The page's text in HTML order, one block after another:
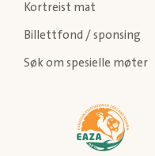
Kortreist mat
Billettfond / sponsing
Søk om spesielle møter